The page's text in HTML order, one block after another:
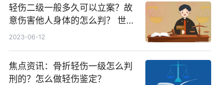
轻伤二级一般多久可以立案？故
意伤害他人身体的怎么判？ 世界
最资讯
2023-06-12
焦点资讯：骨折轻伤一级怎么判
刑的？怎么做轻伤鉴定？